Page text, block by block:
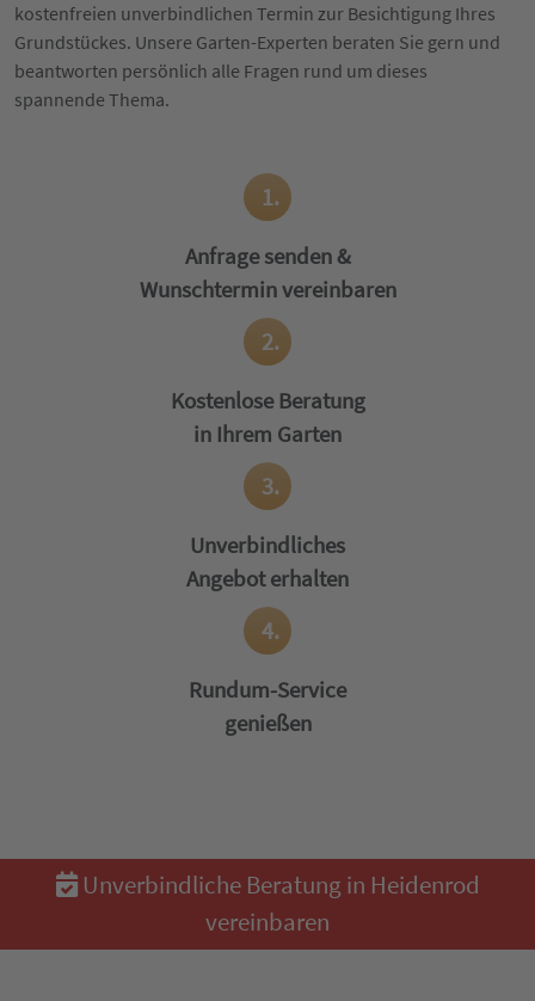
kostenfreien unverbindlichen Termin zur Besichtigung Ihres
Grundstückes. Unsere Garten-Experten beraten Sie gern und
beantworten persönlich alle Fragen rund um dieses
spannende Thema.
1.
Anfrage senden &
Wunschtermin vereinbaren
2.
Kostenlose Beratung
in Ihrem Garten
3.
Unverbindliches
Angebot erhalten
4.
Rundum-Service
genießen
Unverbindliche Beratung in Heidenrod
vereinbaren